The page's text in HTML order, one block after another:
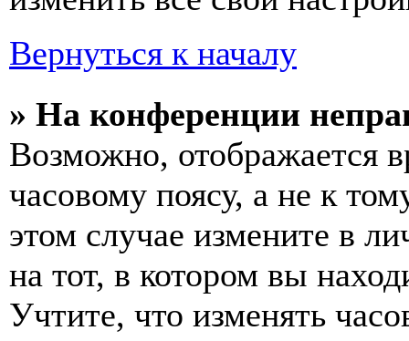
Вернуться к началу
» На конференции
Возможно, отображается
часовому поясу, а не к
этом случае измените в
на тот, в котором вы
Учтите, что изменять